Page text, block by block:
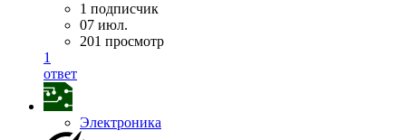
1 подписчик
07 июл.
201 просмотр
1
ответ
Электроника